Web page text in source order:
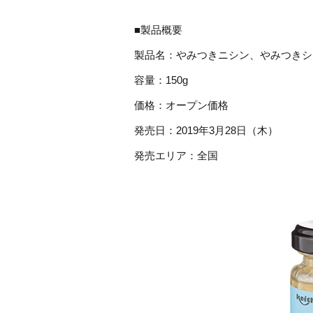
■製品概要
製品名：やみつきニシン、やみつき
容量：150g
価格：オープン価格
発売日：2019年3月28日（木）
発売エリア：全国